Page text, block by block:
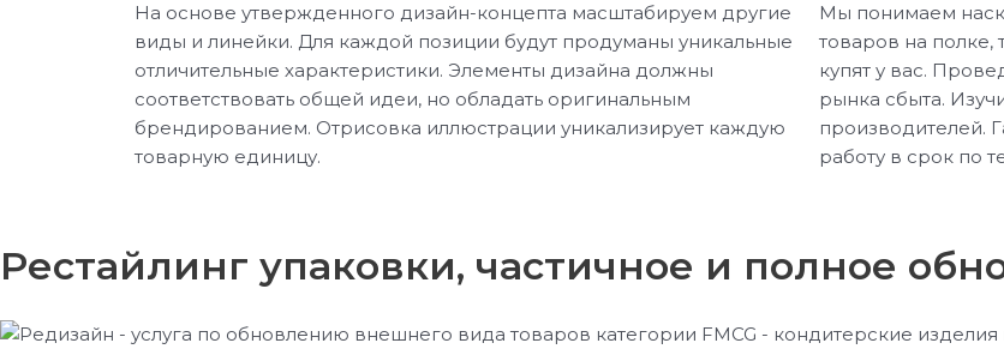
На основе утвержденного дизайн-концепта масштабируем другие
виды и линейки. Для каждой позиции будут продуманы уникальные
отличительные характеристики. Элементы дизайна должны
соответствовать общей идеи, но обладать оригинальным
брендированием. Отрисовка иллюстрации уникализирует каждую
товарную единицу.
Мы понимаем
товаров на полке,
купят у вас.
рынка сбыта.
производителей.
работу в срок по
Рестайлинг упаковки, частичное и полное